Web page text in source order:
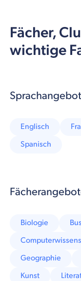
Fächer,
wichtige
Englisch
Spanisch
Biologie
Geographie
Kunst